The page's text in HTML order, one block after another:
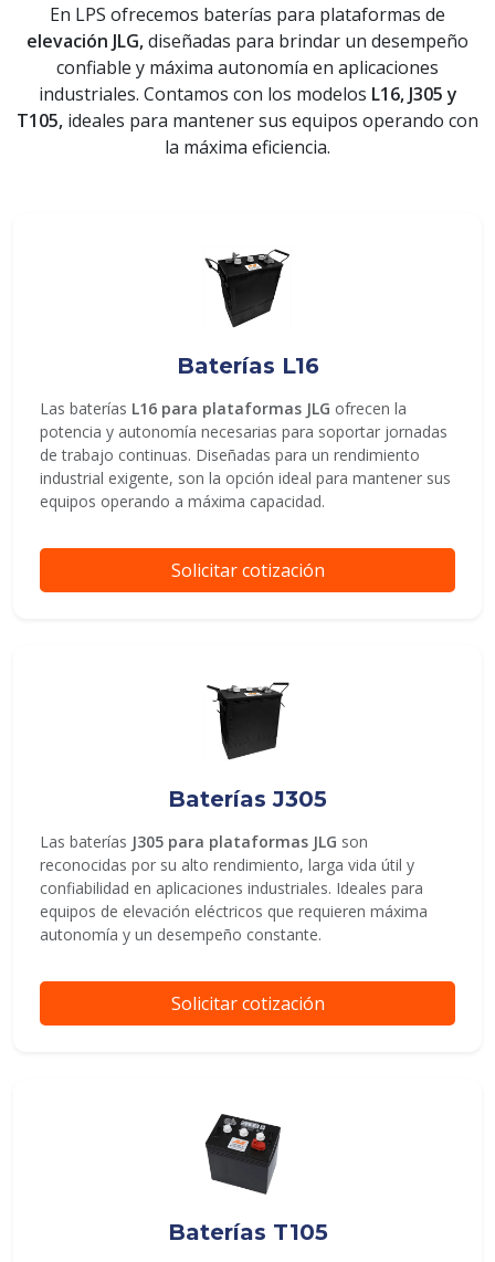
ENVIAR
En LPS ofrecemos baterías para plataformas de
elevación JLG,diseñadas para brindar un desempeño
confiable y máxima autonomía en aplicaciones
industriales. Contamos con los modelos L16, J305 y
T105, ideales para mantener sus equipos operando con
la máxima eficiencia.
Baterías L16
Las baterías L16 para plataformas JLG ofrecen la
potencia y autonomía necesarias para soportar jornadas
de trabajo continuas. Diseñadas para un rendimiento
industrial exigente, son la opción ideal para mantener sus
equipos operando a máxima capacidad.
Solicitar cotización
Baterías J305
Las baterías J305 para plataformas JLG son
reconocidas por su alto rendimiento, larga vida útil y
confiabilidad en aplicaciones industriales. Ideales para
equipos de elevación eléctricos que requieren máxima
autonomía y un desempeño constante.
Solicitar cotización
Baterías T105